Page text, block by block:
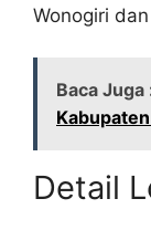
Wonogiri
Baca Juga
Detail